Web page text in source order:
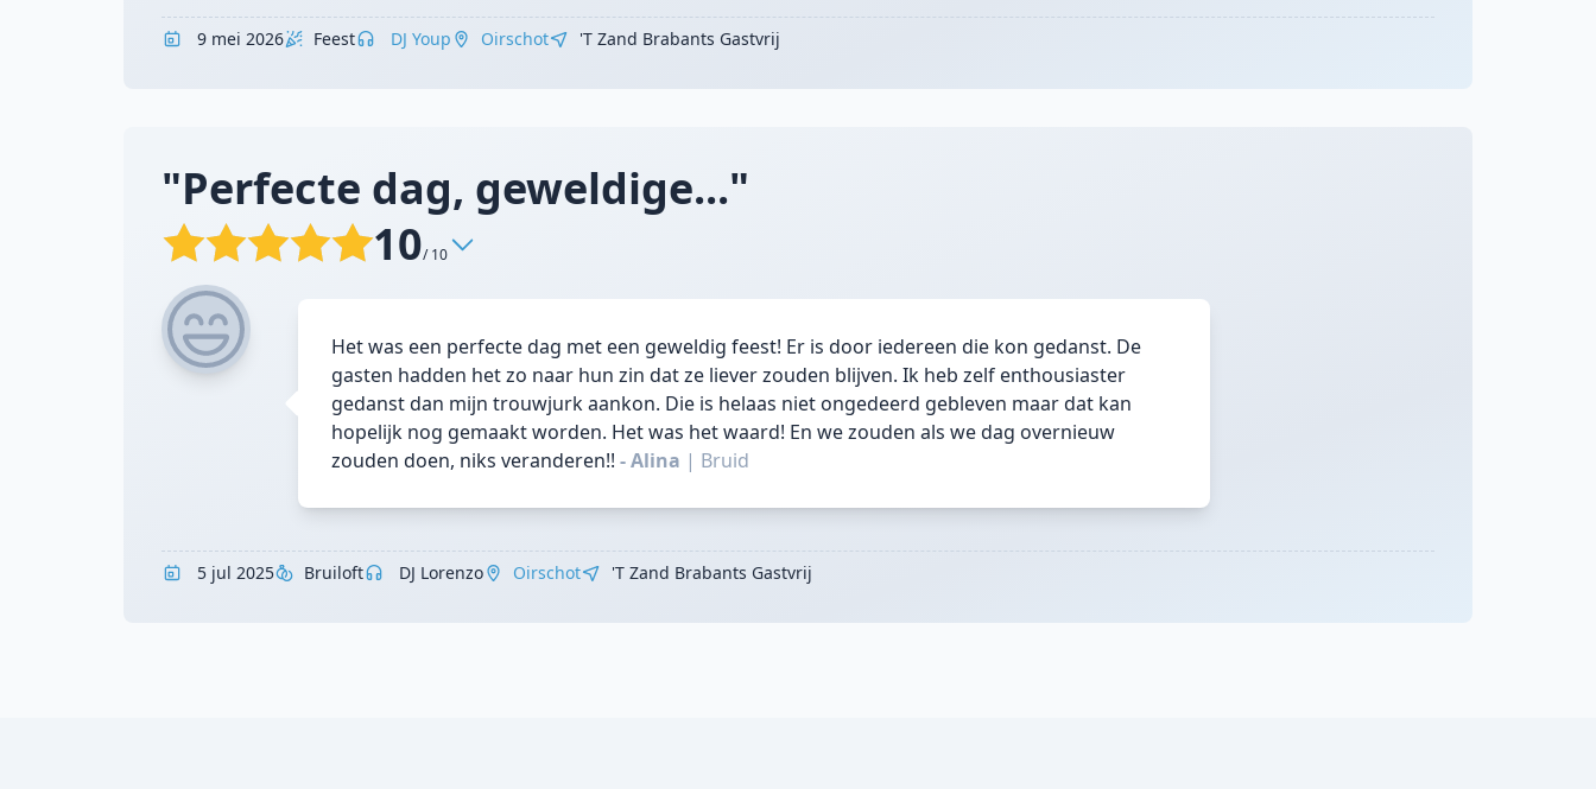
9 mei 2026 Feest DJ Youp Oirschot 't Zand Brabants Gastvrij
"Perfecte dag, geweldige..."
10/ 10
Het was een perfecte dag met een geweldig feest! Er is door iedereen die kon gedanst. De
gasten hadden het zo naar hun zin dat ze liever zouden blijven. Ik heb zelf enthousiaster
gedanst dan mijn trouwjurk aankon. Die is helaas niet ongedeerd gebleven maar dat kan
hopelijk nog gemaakt worden. Het was het waard! En we zouden als we dag overnieuw
zouden doen, niks veranderen!! - Alina | Bruid
5 jul 2025 Bruiloft DJ Lorenzo Oirschot 't Zand Brabants Gastvrij